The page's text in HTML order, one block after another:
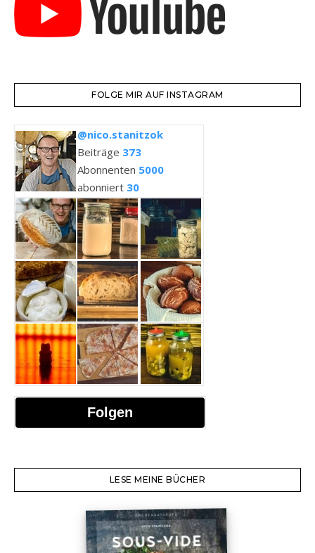
LESE MEINE BÜCHER
FOLGE MIR AUF INSTAGRAM
@nico.stanitzok
Beiträge 373
Abonnenten 5000
abonniert 30
Folgen